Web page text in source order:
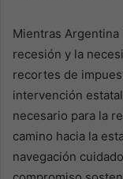
Mientras
recesión y la
recortes de
intervención
necesario para la
camino hacia la
navegación